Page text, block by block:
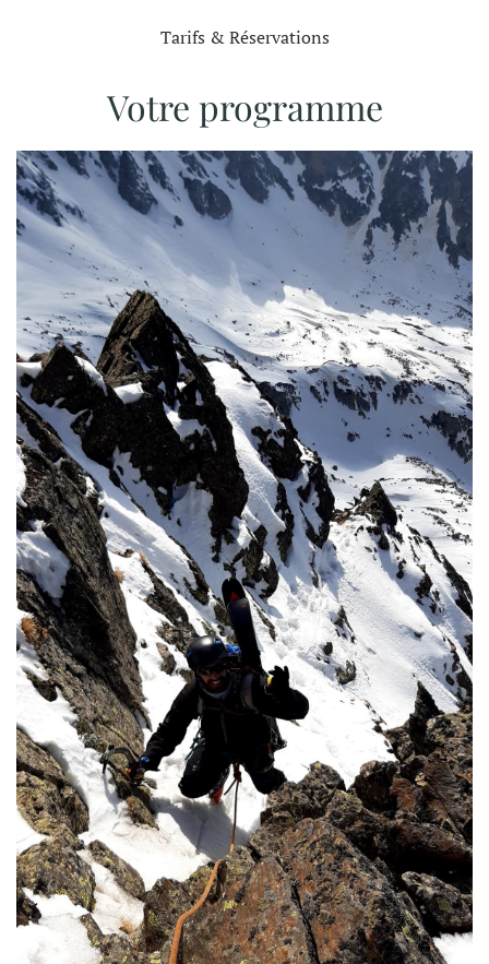
Tarifs & Réservations
Votre programme